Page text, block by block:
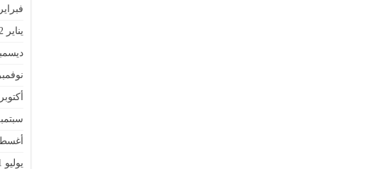
فبراير 2022
يناير 2022
ديسمبر
نوفمبر
أكتوبر 2021
سبتمبر
أغسطس
يوليو 2021